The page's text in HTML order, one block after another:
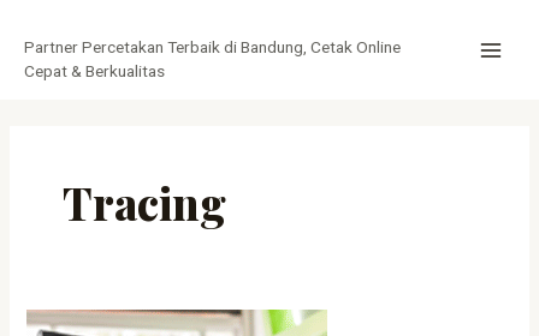
konten
Partner Percetakan Terbaik di Bandung, Cetak Online
Cepat & Berkualitas
Tracing
Jasa